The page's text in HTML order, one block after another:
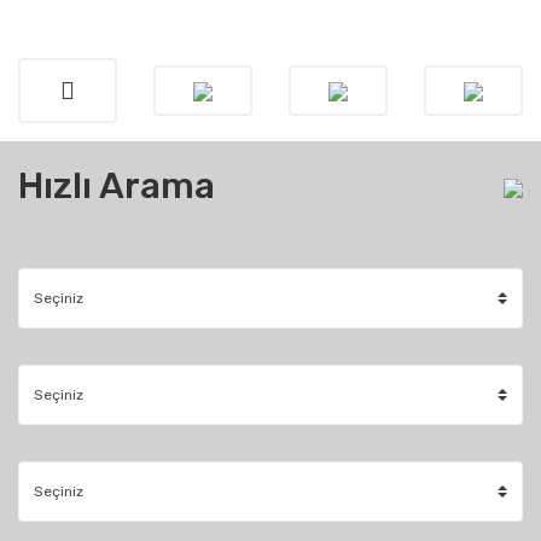
Hızlı Arama